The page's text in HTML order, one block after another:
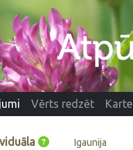
Vērts redzēt Karte
Igaunija